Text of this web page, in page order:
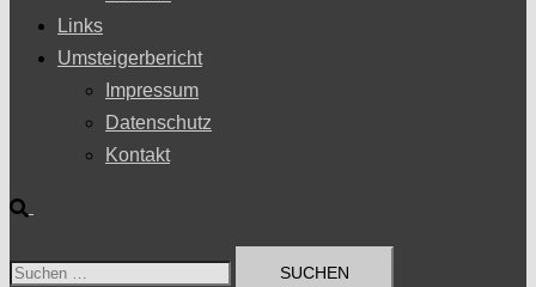
Links
Umsteigerbericht
Impressum
Datenschutz
Kontakt
Suche
Suchen